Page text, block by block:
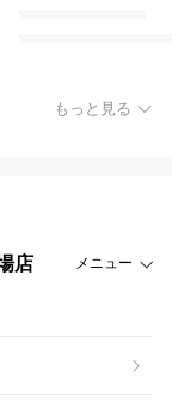
もっと見る
店 メニュー